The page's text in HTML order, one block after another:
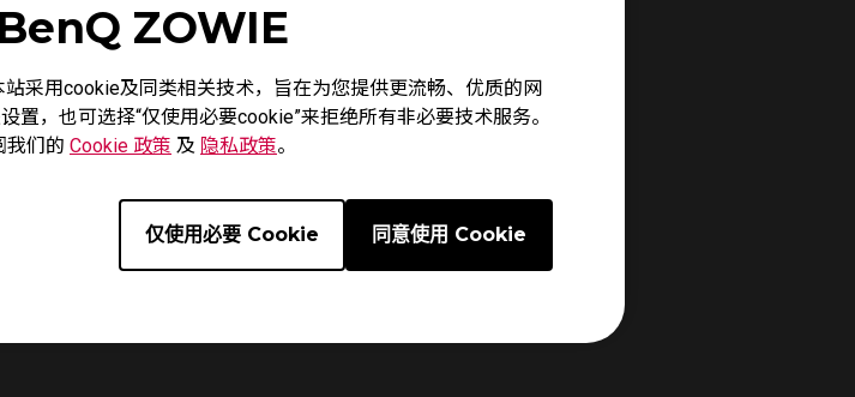
ZOWIE
采用cookie及同类相关技术，旨在为您提供更流畅、优质的网
置，也可选择“仅使用必要cookie”来拒绝所有非必要技术服务。
我们的 Cookie 政策 及 隐私政策。
仅使用必要 Cookie 同意使用 Cookie
握玩家